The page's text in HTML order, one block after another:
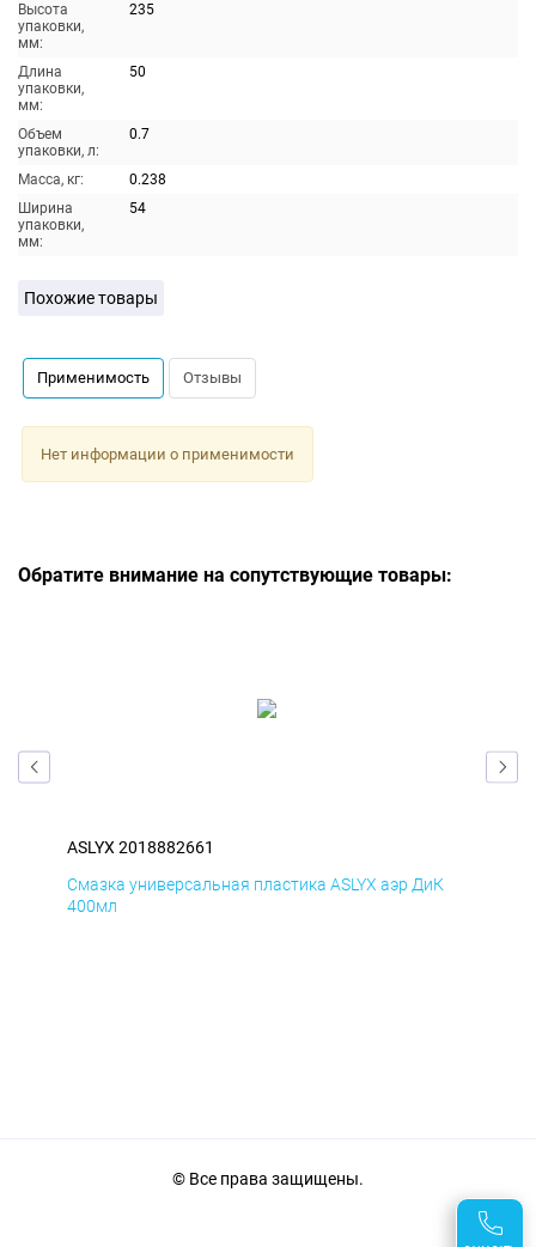
Высота
упаковки,
мм:
235
Длина
упаковки,
мм:
50
Объем
упаковки, л:
0.7
Масса, кг:
0.238
Ширина
упаковки,
мм:
54
Похожие товары
Применимость Отзывы
Нет информации о применимости
Обратите внимание на сопутствующие товары:
ASLYX 2018882661
Смазка универсальная пластика ASLYX аэр ДиК
400мл
© Все права защищены.